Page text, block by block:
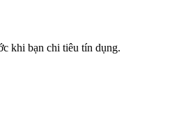
khi bạn chi tiêu tín dụng.